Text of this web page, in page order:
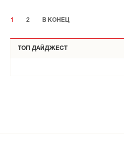
1 2 В КОНЕЦ
ТОП ДАЙДЖЕСТ